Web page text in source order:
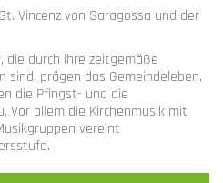
Vincenz von Saragossa und der
durch ihre zeitgemäße
sind, prägen das Gemeindeleben.
die Pfingst- und die
Vor allem die Kirchenmusik mit
vereint